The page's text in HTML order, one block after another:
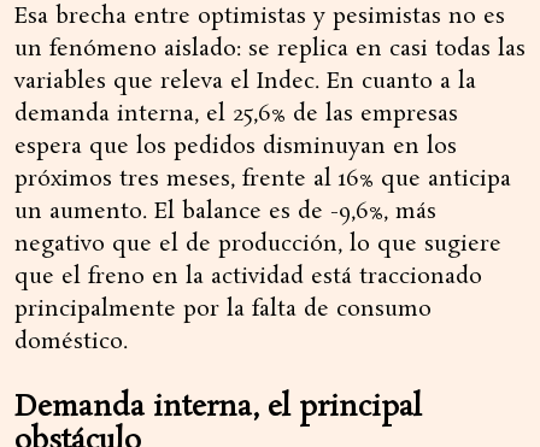
Esa brecha entre optimistas y pesimistas no es
un fenómeno aislado: se replica en casi todas las
variables que releva el Indec. En cuanto a la
demanda interna, el 25,6% de las empresas
espera que los pedidos disminuyan en los
próximos tres meses, frente al 16% que anticipa
un aumento. El balance es de -9,6%, más
negativo que el de producción, lo que sugiere
que el freno en la actividad está traccionado
principalmente por la falta de consumo
doméstico.
Demanda interna, el principal